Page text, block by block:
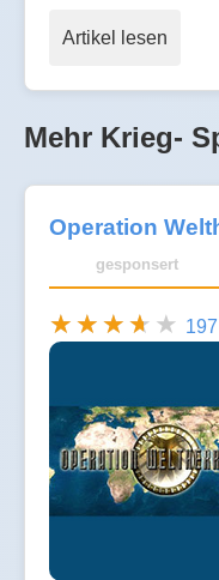
Artikel lesen
Mehr Krieg-
Operation
gesponsert